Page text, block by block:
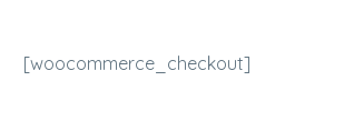
[woocommerce_checkout]